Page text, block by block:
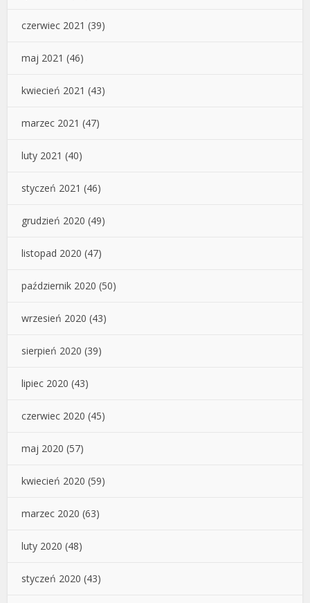
czerwiec 2021 (39)
maj 2021 (46)
kwiecień 2021 (43)
marzec 2021 (47)
luty 2021 (40)
styczeń 2021 (46)
grudzień 2020 (49)
listopad 2020 (47)
październik 2020 (50)
wrzesień 2020 (43)
sierpień 2020 (39)
lipiec 2020 (43)
czerwiec 2020 (45)
maj 2020 (57)
kwiecień 2020 (59)
marzec 2020 (63)
luty 2020 (48)
styczeń 2020 (43)